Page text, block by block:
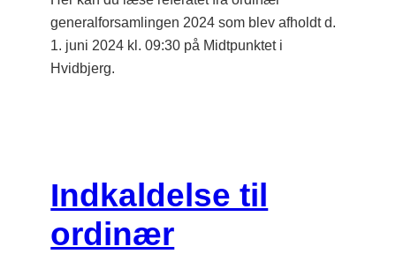
generalforsamlingen 2024 som blev afholdt d.
1. juni 2024 kl. 09:30 på Midtpunktet i
Hvidbjerg.
Indkaldelse til
ordinær